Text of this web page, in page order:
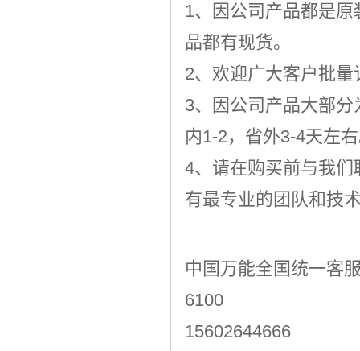
1、因公司产品都是
品都有现货。
2、欢迎广大客户批
3、因公司产品大部
内1-2，省外3-4天左
4、请在购买前与我
有最专业的团队和技
中国万能全国统一客
15602644666